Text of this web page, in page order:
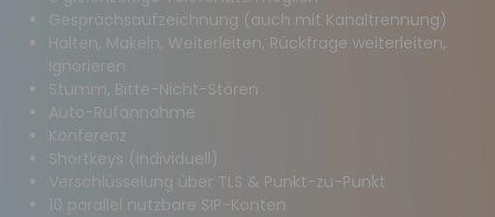
Gesprächsaufzeichnung (auch mit Kanaltrennung)
Halten, Makeln, Weiterleiten, Rückfrage weiterleiten,
Ignorieren
Stumm, Bitte-Nicht-Stören
Auto-Rufannahme
Konferenz
Shortkeys (individuell)
Verschlüsselung über TLS & Punkt-zu-Punkt
10 parallel nutzbare SIP-Konten